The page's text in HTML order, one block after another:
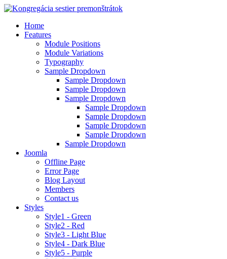
Home
Features
Module Positions
Module Variations
Typography
Sample Dropdown
Sample Dropdown
Sample Dropdown
Sample Dropdown
Sample Dropdown
Sample Dropdown
Sample Dropdown
Sample Dropdown
Sample Dropdown
Joomla
Offline Page
Error Page
Blog Layout
Members
Contact us
Styles
Style1 - Green
Style2 - Red
Style3 - Light Blue
Style4 - Dark Blue
Style5 - Purple